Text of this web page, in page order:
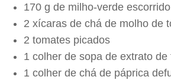
170 g de milho-verde escorrido
2 xícaras de chá de molho de
2 tomates picados
1 colher de sopa de extrato de
1 colher de chá de páprica